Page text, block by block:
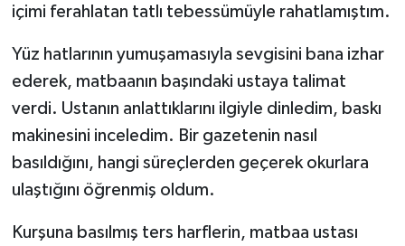
içimi ferahlatan tatlı tebessümüyle rahatlamıştım.
Yüz hatlarının yumuşamasıyla sevgisini bana izhar
ederek, matbaanın başındaki ustaya talimat
verdi. Ustanın anlattıklarını ilgiyle dinledim, baskı
makinesini inceledim. Bir gazetenin nasıl
basıldığını, hangi süreçlerden geçerek okurlara
ulaştığını öğrenmiş oldum.
Kurşuna basılmış ters harflerin, matbaa ustası